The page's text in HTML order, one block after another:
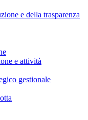
e della trasparenza
e attività
gestionale